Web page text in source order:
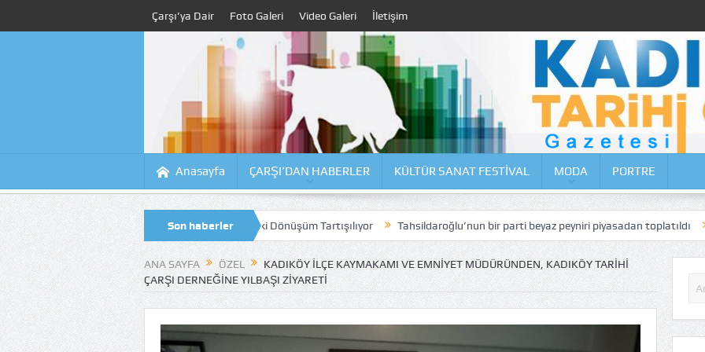
Çarşı’ya Dair Foto Galeri Video Galeri İletişim
Anasayfa ÇARŞI’DAN HABERLER KÜLTÜR SANAT FESTİVAL MODA PORTRE
Son haberler
Projesinde Çalışmalar Sürüyor, Kıyıdaki Dönüşüm Tartışılıyor Tahsildaroğlu’nun bir parti beyaz peyniri piyasadan toplatıldı Moda
ANA SAYFA ÖZEL
KADIKÖY İLÇE KAYMAKAMI VE EMNIYET MÜDÜRÜNDEN, KADIKÖY TARIHI
ÇARŞI DERNEĞINE YILBAŞI ZIYARETI